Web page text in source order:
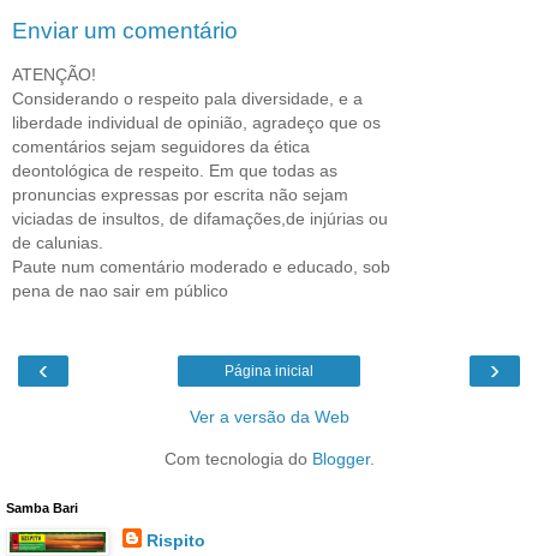
Enviar um comentário
ATENÇÃO!
Considerando o respeito pala diversidade, e a
liberdade individual de opinião, agradeço que os
comentários sejam seguidores da ética
deontológica de respeito. Em que todas as
pronuncias expressas por escrita não sejam
viciadas de insultos, de difamações,de injúrias ou
de calunias.
Paute num comentário moderado e educado, sob
pena de nao sair em público
‹ ›
Página inicial
Ver a versão da Web
Com tecnologia do Blogger.
Samba Bari
Rispito